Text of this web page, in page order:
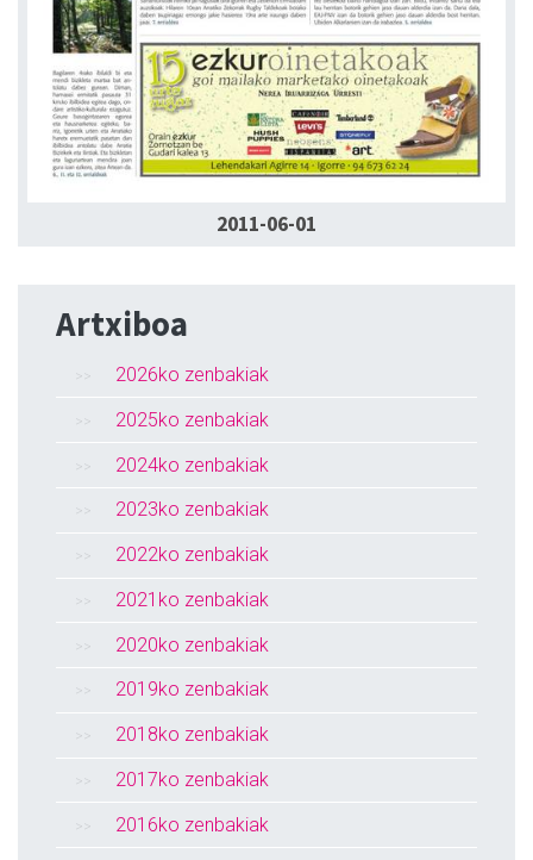
2011-06-01
Artxiboa
2026ko zenbakiak
2025ko zenbakiak
2024ko zenbakiak
2023ko zenbakiak
2022ko zenbakiak
2021ko zenbakiak
2020ko zenbakiak
2019ko zenbakiak
2018ko zenbakiak
2017ko zenbakiak
2016ko zenbakiak